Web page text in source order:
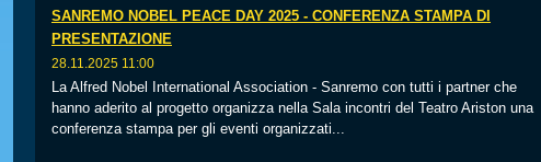
SANREMO NOBEL PEACE DAY 2025 - CONFERENZA STAMPA DI
PRESENTAZIONE
28.11.2025 11:00
La Alfred Nobel International Association - Sanremo con tutti i partner che
hanno aderito al progetto organizza nella Sala incontri del Teatro Ariston una
conferenza stampa per gli eventi organizzati...